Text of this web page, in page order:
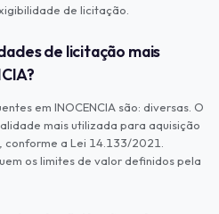
de licitação.
de licitação mais
em INOCENCIA são: diversas. O
mais utilizada para aquisição
conforme a Lei 14.133/2021.
os limites de valor definidos pela